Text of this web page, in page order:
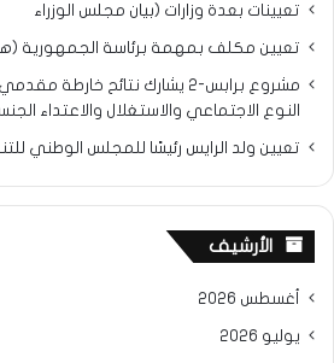
تعيينات بعدة وزارات (بيان مجلس الوزراء
تعيين مكلف بمهمة برئاسة الجمهورية
مشروع برابس-2 يشارك نتائح
النوع الاجتماعي والاستغلال والاعتداء
تعيين ولد الرايس رئيسًا للمجلس الوطني
الأرشيف
أغسطس 2026
يوليو 2026